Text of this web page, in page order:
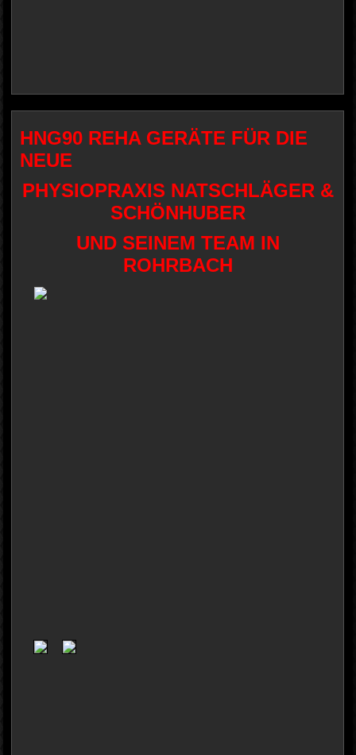
HNG90 REHA GERÄTE FÜR DIE
NEUE
PHYSIOPRAXIS NATSCHLÄGER &
SCHÖNHUBER
UND SEINEM TEAM IN
ROHRBACH